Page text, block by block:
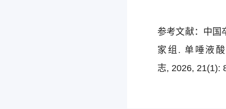
参考文献：中国
家组. 单唾液
志, 2026, 21(1):